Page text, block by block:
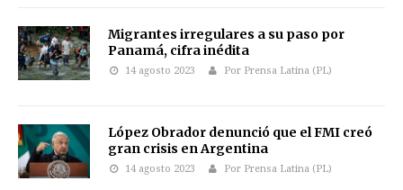
Migrantes irregulares a su paso por
Panamá, cifra inédita
14 agosto 2023 Por Prensa Latina (PL)
López Obrador denunció que el FMI creó
gran crisis en Argentina
14 agosto 2023 Por Prensa Latina (PL)